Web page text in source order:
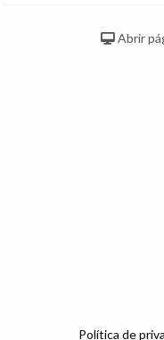
Abrir
Política de